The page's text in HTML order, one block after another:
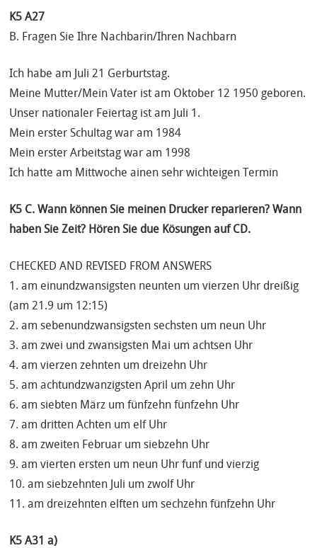
K5 A27
B. Fragen Sie Ihre Nachbarin/Ihren Nachbarn
Ich habe am Juli 21 Gerburtstag.
Meine Mutter/Mein Vater ist am Oktober 12 1950 geboren.
Unser nationaler Feiertag ist am Juli 1.
Mein erster Schultag war am 1984
Mein erster Arbeitstag war am 1998
Ich hatte am Mittwoche ainen sehr wichteigen Termin
K5 C. Wann können Sie meinen Drucker reparieren? Wann
haben Sie Zeit? Hören Sie due Kösungen auf CD.
CHECKED AND REVISED FROM ANSWERS
1. am einundzwansigsten neunten um vierzen Uhr dreißig
(am 21.9 um 12:15)
2. am sebenundzwansigsten sechsten um neun Uhr
3. am zwei und zwansigsten Mai um achtsen Uhr
4. am vierzen zehnten um dreizehn Uhr
5. am achtundzwanzigsten April um zehn Uhr
6. am siebten März um fünfzehn fünfzehn Uhr
7. am dritten Achten um elf Uhr
8. am zweiten Februar um siebzehn Uhr
9. am vierten ersten um neun Uhr funf und vierzig
10. am siebzehnten Juli um zwolf Uhr
11. am dreizehnten elften um sechzehn fünfzehn Uhr
K5 A31 a)